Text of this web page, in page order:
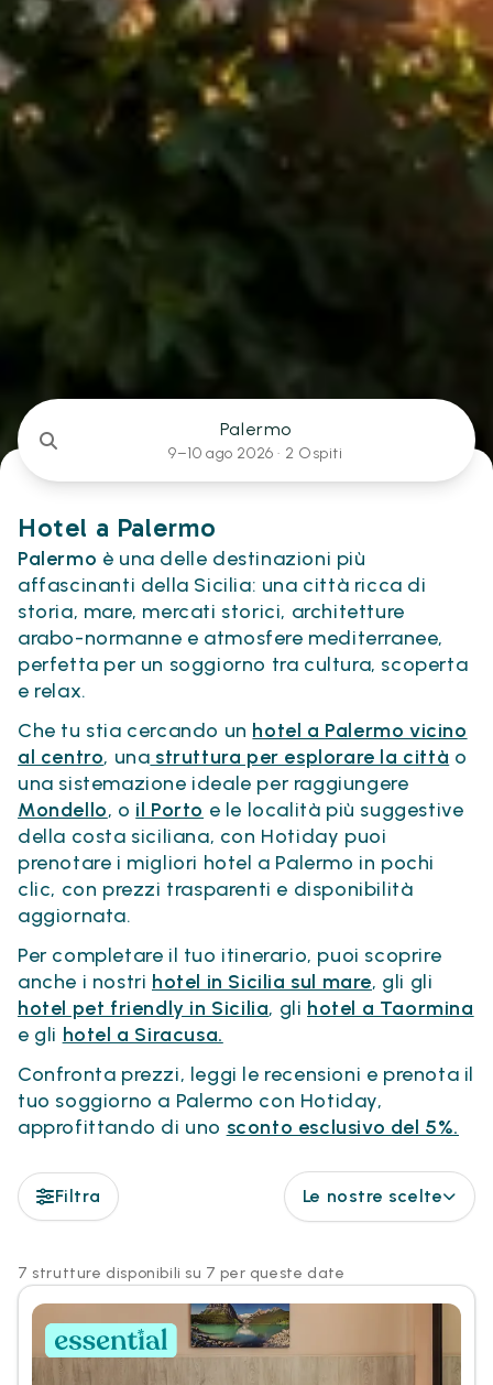
Palermo
9–10 ago 2026 · 2 Ospiti
Hotel a Palermo
Palermo è una delle destinazioni più
affascinanti della Sicilia: una città ricca di
storia, mare, mercati storici, architetture
arabo-normanne e atmosfere mediterranee,
perfetta per un soggiorno tra cultura, scoperta
e relax.
Che tu stia cercando un hotel a Palermo vicino
al centro, una struttura per esplorare la città o
una sistemazione ideale per raggiungere
Mondello, o il Porto e le località più suggestive
della costa siciliana, con Hotiday puoi
prenotare i migliori hotel a Palermo in pochi
clic, con prezzi trasparenti e disponibilità
aggiornata.
Per completare il tuo itinerario, puoi scoprire
anche i nostri hotel in Sicilia sul mare, gli gli
hotel pet friendly in Sicilia, gli hotel a Taormina
e gli hotel a Siracusa.
Confronta prezzi, leggi le recensioni e prenota il
tuo soggiorno a Palermo con Hotiday,
approfittando di uno sconto esclusivo del 5%.
Filtra Le nostre scelte
7 strutture disponibili su 7 per queste date